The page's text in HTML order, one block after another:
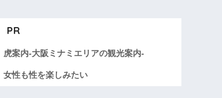
PR
虎案内-大阪ミナミエリアの観光案内-
女性も性を楽しみたい